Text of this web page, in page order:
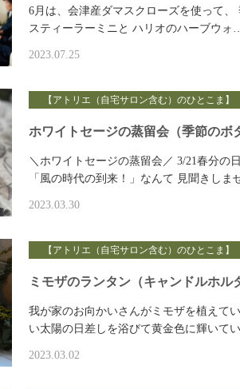
6月は、会津産ダマスクローズを使って
スティーラーミニと ハリオのハーブウォ
2023.07.25
【アトリエ（自宅サロン含む）のひとこま】
ホワイトセージの蒸留会（季節のボ
＼ホワイトセージの蒸留会／ 3/21春分の
「風の時代の到来！」なんて 見聞きしま
2023.03.30
【アトリエ（自宅サロン含む）のひとこま】
ミモザのランタン（キャンドルホル
我が家のお向かいさんがミモザを植えて
い太陽の日差しを浴びて黄金色に輝いて
2023.03.02